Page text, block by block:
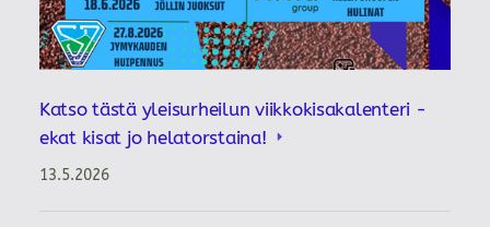
Katso tästä yleisurheilun viikkokisakalenteri -
ekat kisat jo helatorstaina!
13.5.2026